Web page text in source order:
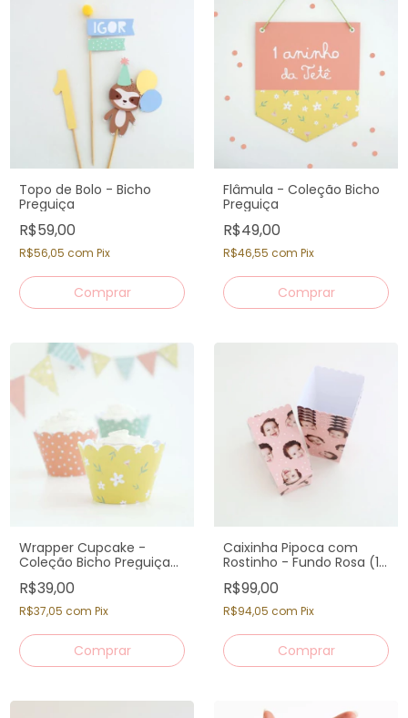
Topo de Bolo - Bicho
Preguiça
R$59,00
R$56,05 com Pix
Comprar
Flâmula - Coleção Bicho
Preguiça
R$49,00
R$46,55 com Pix
Wrapper Cupcake -
Coleção Bicho Preguiça
(12un)
R$39,00
R$37,05 com Pix
Caixinha Pipoca com
Rostinho - Fundo Rosa (12
un)
R$99,00
R$94,05 com Pix